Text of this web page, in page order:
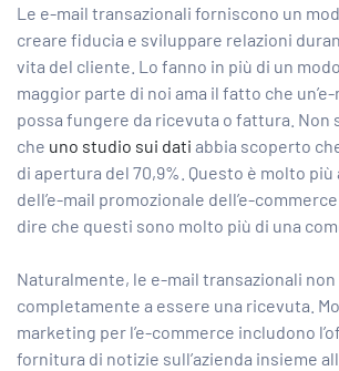
Le e-mail transazionali forniscono un
creare fiducia e sviluppare relazioni
vita del cliente. Lo fanno in più di un
maggior parte di noi ama il fatto che
possa fungere da ricevuta o fattura. Non
che uno studio sui dati abbia scoperto
di apertura del 70,9%. Questo è molto
dell’e-mail promozionale dell’e-
dire che questi sono molto più di una
Naturalmente, le e-mail transazionali
completamente a essere una ricevuta.
marketing per l’e-commerce includono
fornitura di notizie sull’azienda insieme